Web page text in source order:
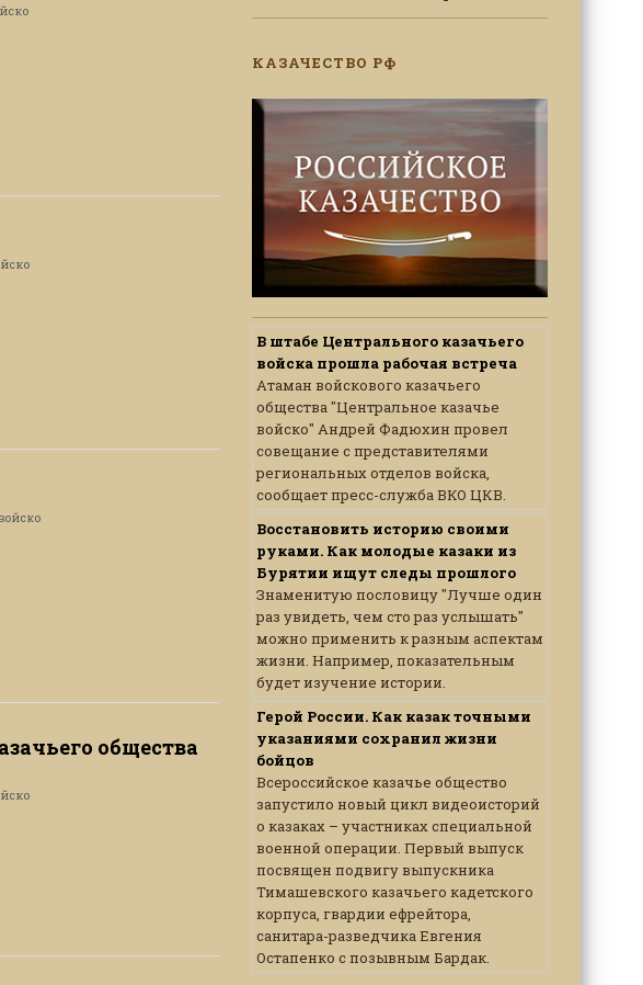
общества
КАЗАЧЕСТВО РФ
В штабе Центрального казачьего
войска прошла рабочая встреча
Атаман войскового казачьего
общества "Центральное казачье
войско" Андрей Фадюхин провел
совещание с представителями
региональных отделов войска,
сообщает пресс-служба ВКО ЦКВ.
Восстановить историю своими
руками. Как молодые казаки из
Бурятии ищут следы прошлого
Знаменитую пословицу "Лучше один
раз увидеть, чем сто раз услышать"
можно применить к разным аспектам
жизни. Например, показательным
будет изучение истории.
Герой России. Как казак точными
указаниями сохранил жизни
бойцов
Всероссийское казачье общество
запустило новый цикл видеоисторий
о казаках – участниках специальной
военной операции. Первый выпуск
посвящен подвигу выпускника
Тимашевского казачьего кадетского
корпуса, гвардии ефрейтора,
санитара-разведчика Евгения
Остапенко с позывным Бардак.